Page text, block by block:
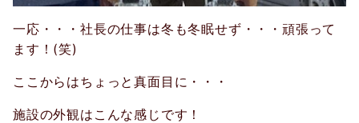
一応・・・社長の仕事は冬も冬眠せず・・・頑張って
ます！ (笑)
ここからはちょっと真面目に・・・
施設の外観はこんな感じです！